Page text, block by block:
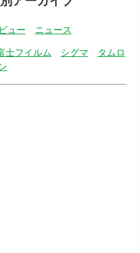
ュー ニュース
士フイルム シグマ
タムロ
ン